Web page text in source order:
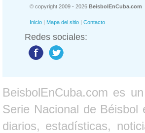
© copyright 2009 - 2026 BeisbolEnCuba.com
Inicio | Mapa del sitio | Contacto
Redes sociales:
BeisbolEnCuba.com es
Serie Nacional de
diarios, estadísticas,